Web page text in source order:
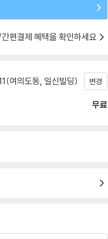
편결제 혜택을 확인하세요
여의도동, 일신빌딩) 변경
무료